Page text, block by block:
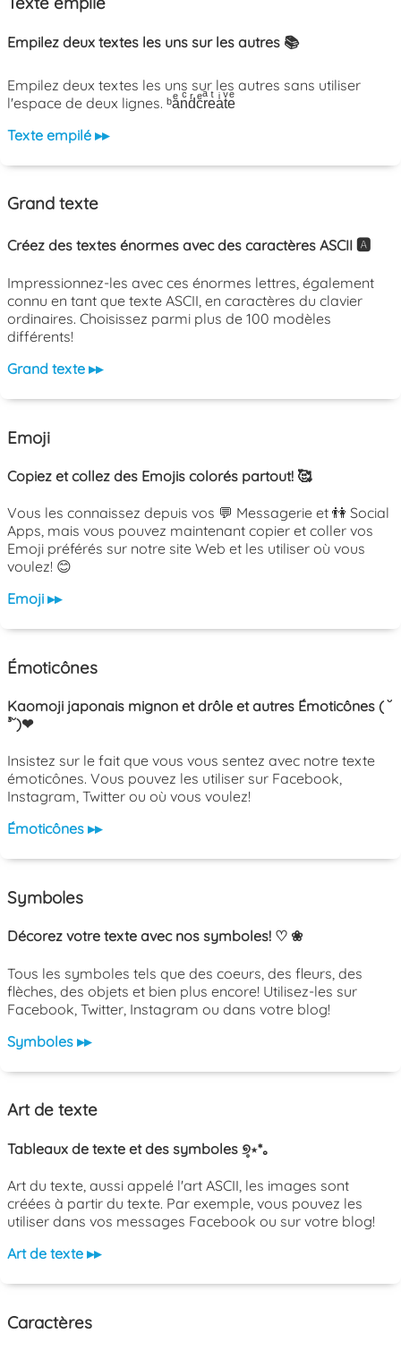
Empilez deux textes les uns sur les autres 📚
Empilez deux textes les uns sur les autres sans utiliser
l'espace de deux lignes. ᵇaͤnͨdͬcͤrͣeͭaͥtͮeͤ
Texte empilé ▸▸
Grand texte
Créez des textes énormes avec des caractères ASCII 🅰️
Impressionnez-les avec ces énormes lettres, également
connu en tant que texte ASCII, en caractères du clavier
ordinaires. Choisissez parmi plus de 100 modèles
différents!
Grand texte ▸▸
Emoji
Copiez et collez des Emojis colorés partout! 🥰
Vous les connaissez depuis vos 💬 Messagerie et 👫 Social
Apps, mais vous pouvez maintenant copier et coller vos
Emoji préférés sur notre site Web et les utiliser où vous
voulez! 😊
Emoji ▸▸
Émoticônes
Kaomoji japonais mignon et drôle et autres Émoticônes ( ˘
³˘)❤
Insistez sur le fait que vous vous sentez avec notre texte
émoticônes. Vous pouvez les utiliser sur Facebook,
Instagram, Twitter ou où vous voulez!
Émoticônes ▸▸
Symboles
Décorez votre texte avec nos symboles! ♡ ❀
Tous les symboles tels que des coeurs, des fleurs, des
flèches, des objets et bien plus encore! Utilisez-les sur
Facebook, Twitter, Instagram ou dans votre blog!
Symboles ▸▸
Art de texte
Tableaux de texte et des symboles ୭̥⋆*｡
Art du texte, aussi appelé l'art ASCII, les images sont
créées à partir du texte. Par exemple, vous pouvez les
utiliser dans vos messages Facebook ou sur votre blog!
Art de texte ▸▸
Caractères